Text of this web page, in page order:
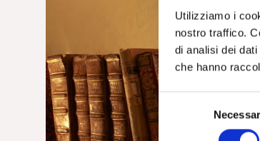
Utilizziamo i
nostro traffico.
di analisi dei
che hanno
e
l